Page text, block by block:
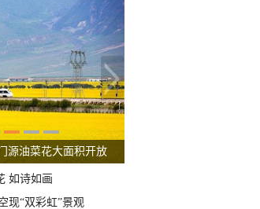
源油菜花大面积开放
如诗如画
现“双彩虹”景观